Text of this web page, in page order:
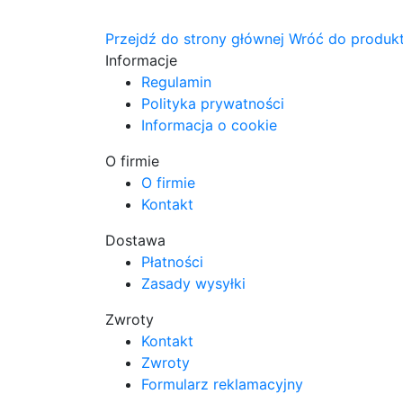
Przejdź do strony głównej Wróć do
Informacje
Regulamin
Polityka prywatności
Informacja o cookie
O firmie
O firmie
Kontakt
Dostawa
Płatności
Zasady wysyłki
Zwroty
Kontakt
Zwroty
Formularz reklamacyjny